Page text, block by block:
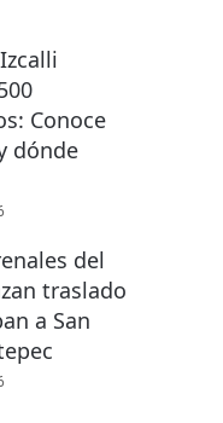
Conoce
dónde
del
traslado
a San